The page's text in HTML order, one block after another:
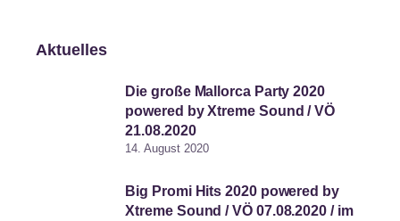
Aktuelles
Die große Mallorca Party 2020
powered by Xtreme Sound / VÖ
21.08.2020
14. August 2020
Big Promi Hits 2020 powered by
Xtreme Sound / VÖ 07.08.2020 / im